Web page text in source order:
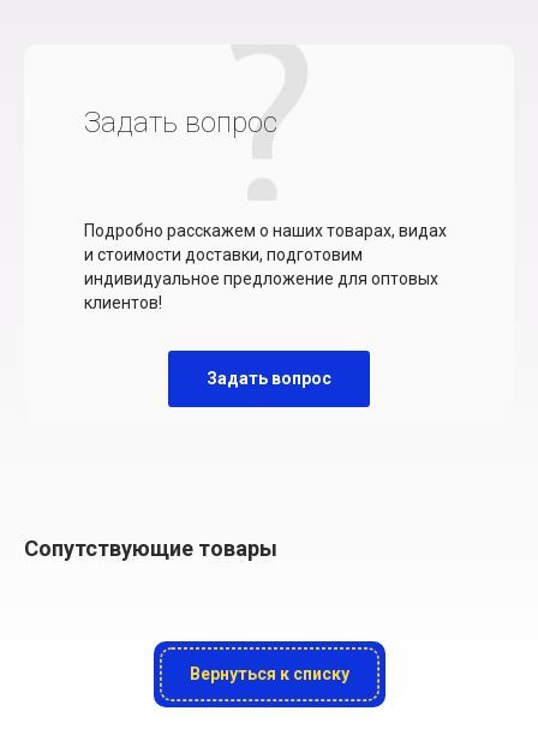
Задать вопрос
Подробно расскажем о наших товарах, видах
и стоимости доставки, подготовим
индивидуальное предложение для оптовых
клиентов!
Задать вопрос
Сопутствующие товары
Вернуться к списку